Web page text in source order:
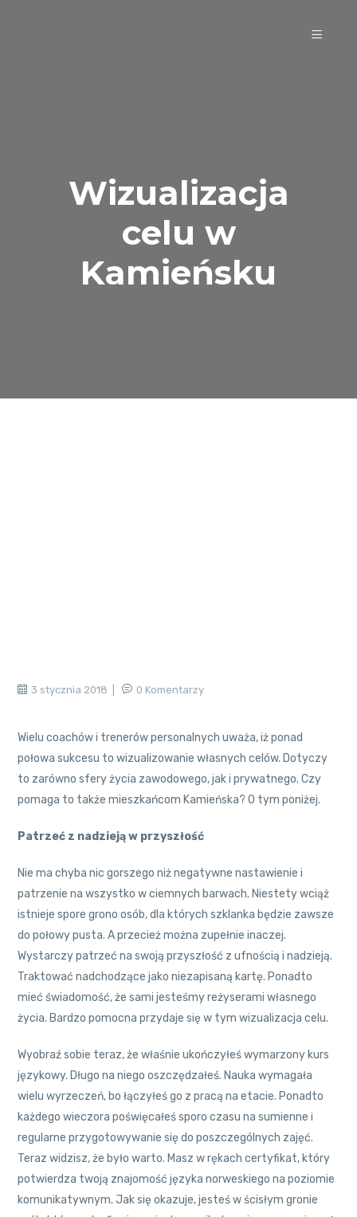
Wizualizacja
celu w
Kamieńsku
3 stycznia 2018 0 Komentarzy
Wielu coachów i trenerów personalnych uważa, iż ponad
połowa sukcesu to wizualizowanie własnych celów. Dotyczy
to zarówno sfery życia zawodowego, jak i prywatnego. Czy
pomaga to także mieszkańcom Kamieńska? O tym poniżej.
Patrzeć z nadzieją w przyszłość
Nie ma chyba nic gorszego niż negatywne nastawienie i
patrzenie na wszystko w ciemnych barwach. Niestety wciąż
istnieje spore grono osób, dla których szklanka będzie zawsze
do połowy pusta. A przecież można zupełnie inaczej.
Wystarczy patrzeć na swoją przyszłość z ufnością i nadzieją.
Traktować nadchodzące jako niezapisaną kartę. Ponadto
mieć świadomość, że sami jesteśmy reżyserami własnego
życia. Bardzo pomocna przydaje się w tym wizualizacja celu.
Wyobraź sobie teraz, że właśnie ukończyłeś wymarzony kurs
językowy. Długo na niego oszczędzałeś. Nauka wymagała
wielu wyrzeczeń, bo łączyłeś go z pracą na etacie. Ponadto
każdego wieczora poświęcałeś sporo czasu na sumienne i
regularne przygotowywanie się do poszczególnych zajęć.
Teraz widzisz, że było warto. Masz w rękach certyfikat, który
potwierdza twoją znajomość języka norweskiego na poziomie
komunikatywnym. Jak się okazuje, jesteś w ścisłym gronie